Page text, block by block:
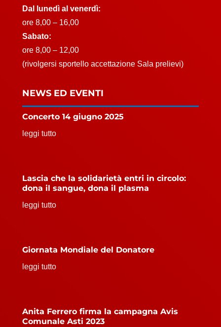
Dal lunedì al venerdì:
ore 8,00 – 16,00
Sabato:
ore 8,00 – 12,00
(rivolgersi sportello accettazione Sala prelievi)
NEWS ED EVENTI
Concerto 14 giugno 2025
leggi tutto
Lascia che la solidarietà entri in circolo:
dona il sangue, dona il plasma
leggi tutto
Giornata Mondiale del Donatore
leggi tutto
Anita Ferrero firma la campagna Avis
Comunale Asti 2023